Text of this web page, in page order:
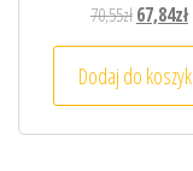
70,55zł67,84zł
Dodaj do